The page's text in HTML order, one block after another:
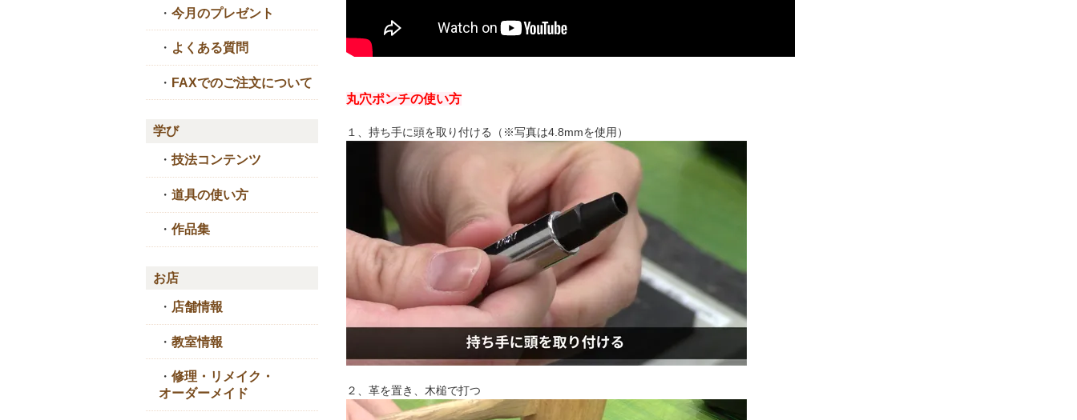
丸穴ポンチの使い方
１、持ち手に頭を取り付ける（※写真は4.8mmを使用）
２、革を置き、木槌で打つ
・ 今月のプレゼント
・ よくある質問
・ FAXでのご注文について
学び
・ 技法コンテンツ
・ 道具の使い方
・ 作品集
お店
・ 店舗情報
・ 教室情報
・ 修理・リメイク・
オーダーメイド